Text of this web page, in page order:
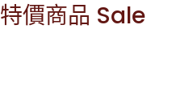
特價商品 Sale